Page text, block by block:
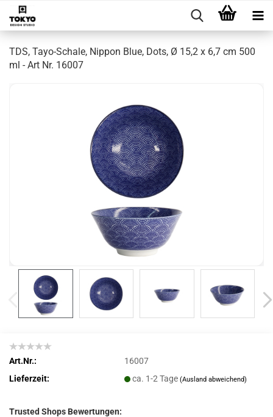
TDS, Tayo-Schale, Nippon Blue, Dots, Ø 15,2 x 6,7 cm 500
ml - Art Nr. 16007
Art.Nr.:
16007
Lieferzeit:
ca. 1-2 Tage(Ausland abweichend)
Trusted Shops Bewertungen: